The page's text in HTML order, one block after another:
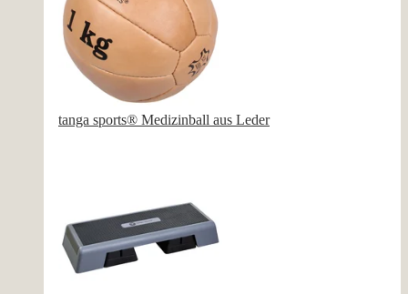
tanga sports® Medizinball aus Leder